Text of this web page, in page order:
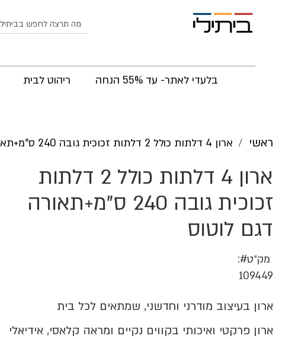
לחפש
בלעדי לאתר- עד 55% הנחה ריהוט לבית
ראשי ארון 4 דלתות כולל 2 דלתות זכוכית גובה 240 ס"מ+תאורה דגם לוטוס
ארון 4 דלתות כולל 2 דלתות
זכוכית גובה 240 ס"מ+תאורה
דגם לוטוס
מק״ט
109449
ארון בעיצוב מודרני וחדשני, שמתאים לכל בית
ארון פרקטי ואיכותי בקווים נקיים ומראה קלאסי, אידיאלי